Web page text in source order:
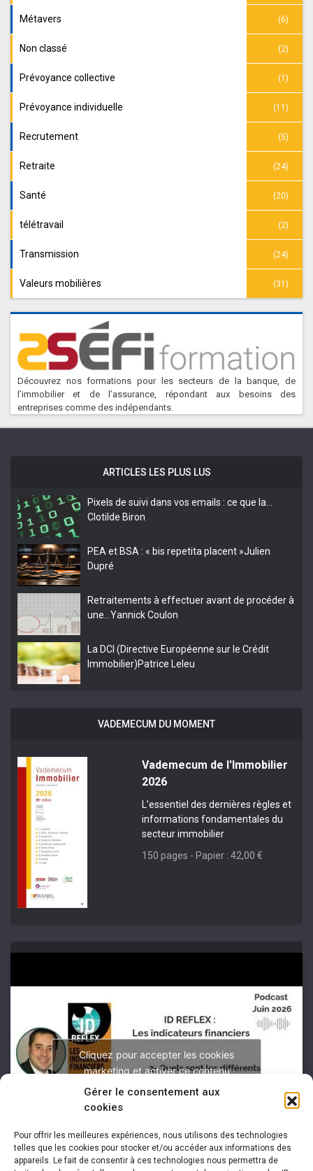
Gérer le consentement aux
cookies
Pour offrir les meilleures expériences, nous utilisons des technologies
telles que les cookies pour stocker et/ou accéder aux informations des
appareils. Le fait de consentir à ces technologies nous permettra de
Métavers (6)
Non classé (2)
Prévoyance collective (1)
Prévoyance individuelle (11)
Recrutement (5)
Retraite (24)
Santé (20)
télétravail (2)
Transmission (24)
Valeurs mobilières (31)
Découvrez nos formations pour les secteurs de la banque, de
l’immobilier et de l’assurance, répondant aux besoins des
entreprises comme des indépendants.
ARTICLES LES PLUS LUS
Pixels de suivi dans vos emails : ce que la…
Clotilde Biron
PEA et BSA : « bis repetita placent »Julien
Dupré
Retraitements à effectuer avant de procéder à
une…Yannick Coulon
La DCI (Directive Européenne sur le Crédit
Immobilier)Patrice Leleu
VADEMECUM DU MOMENT
Vademecum de l'Immobilier
2026
L’essentiel des dernières règles et
informations fondamentales du
secteur immobilier
150 pages - Papier : 42,00 €
Cliquez pour accepter les cookies
marketing et activer ce contenu